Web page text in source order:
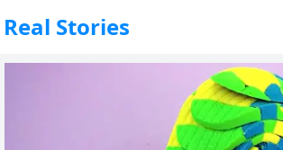
Real Stories